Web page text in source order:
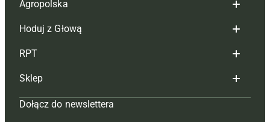
Agropolska
Redakcja
Reklama
Tagi
Mapa serwisu
Hoduj z Głową
Hoduj z głową bydło
Hoduj z głową świnie
Prenumerata
RPT
Redakcja
Prenumerata
Sklep
Czasopisma i prenumerata
Dołącz do newslettera